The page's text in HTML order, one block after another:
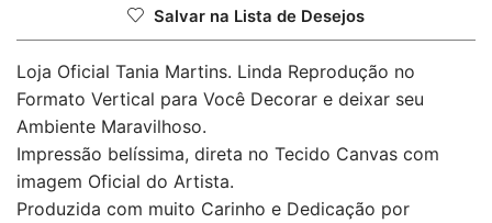
Salvar na Lista de Desejos
Loja Oficial Tania Martins. Linda Reprodução no
Formato Vertical para Você Decorar e deixar seu
Ambiente Maravilhoso.
Impressão belíssima, direta no Tecido Canvas com
imagem Oficial do Artista.
Produzida com muito Carinho e Dedicação por